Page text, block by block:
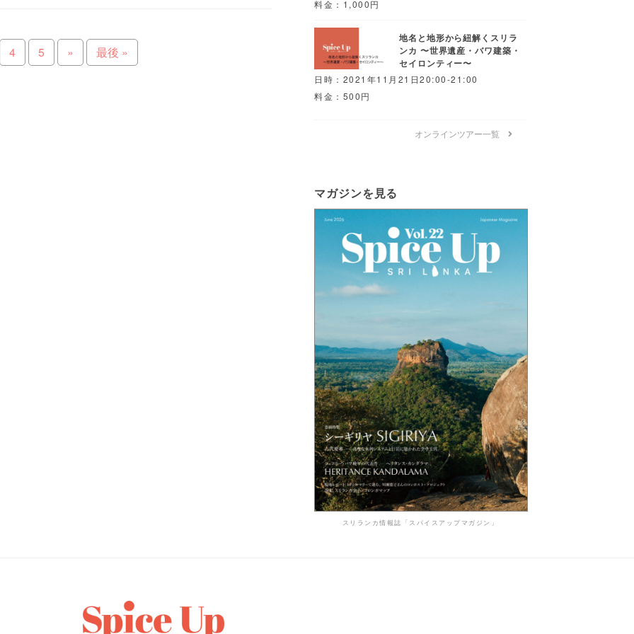
4 5 » 最後 »
料金：1,000円
地名と地形から紐解くスリラ
ンカ 〜世界遺産・バワ建築・
セイロンティー〜
日時：2021年11月21日20:00-21:00
料金：500円
オンラインツアー一覧
マガジンを見る
スリランカ情報誌「スパイスアップマガジン」